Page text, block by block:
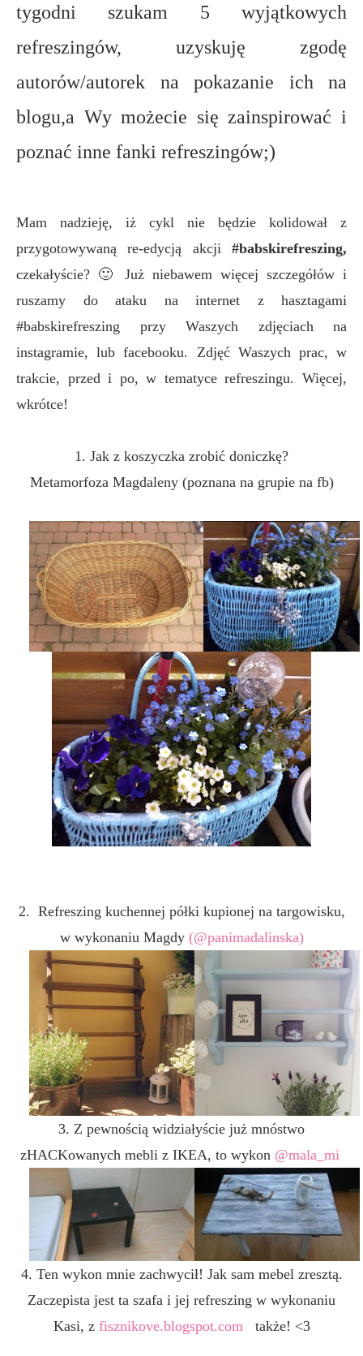
tygodni szukam 5 wyjątkowych
refreszingów, uzyskuję zgodę
autorów/autorek na pokazanie ich na
blogu,a Wy możecie się zainspirować i
poznać inne fanki refreszingów;)
Mam nadzieję, iż cykl nie będzie kolidował z
przygotowywaną re-edycją akcji #babskirefreszing,
czekałyście? 🙂 Już niebawem więcej szczegółów i
ruszamy do ataku na internet z hasztagami
#babskirefreszing przy Waszych zdjęciach na
instagramie, lub facebooku. Zdjęć Waszych prac, w
trakcie, przed i po, w tematyce refreszingu. Więcej,
wkrótce!
1. Jak z koszyczka zrobić doniczkę?
Metamorfoza Magdaleny (poznana na grupie na fb)
2. Refreszing kuchennej półki kupionej na targowisku,
w wykonaniu Magdy(@panimadalinska)
3. Z pewnością widziałyście już mnóstwo
zHACKowanych mebli z IKEA, to wykon@mala_mi
4. Ten wykon mnie zachwycił! Jak sam mebel zresztą.
Zaczepista jest ta szafa i jej refreszing w wykonaniu
Kasi, z fisznikove.blogspot.com także! <3